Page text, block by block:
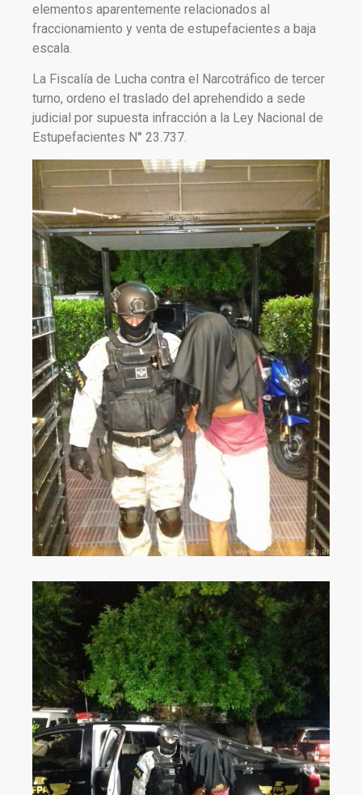
elementos aparentemente relacionados al
fraccionamiento y venta de estupefacientes a baja
escala.
La Fiscalía de Lucha contra el Narcotráfico de tercer
turno, ordeno el traslado del aprehendido a sede
judicial por supuesta infracción a la Ley Nacional de
Estupefacientes N° 23.737.